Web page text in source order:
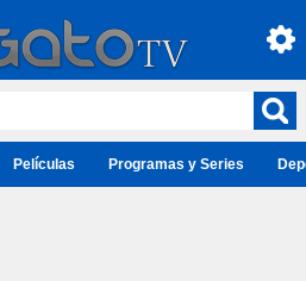
Películas Programas y Series